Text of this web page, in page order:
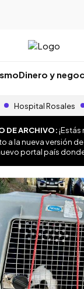
Dinero y
Hospital Rosales
DE ARCHIVO:
a la nueva versión de
portal país